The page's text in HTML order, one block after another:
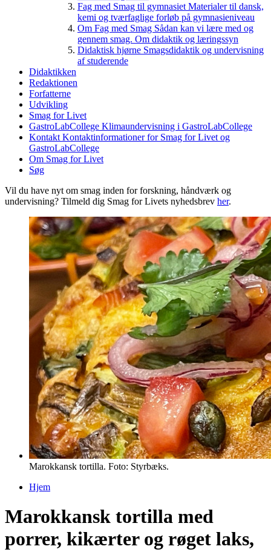
Fag med Smag til gymnasiet Materialer til dansk,
kemi og tværfaglige forløb på gymnasieniveau
Om Fag med Smag Sådan kan vi lære med og
gennem smag. Om didaktik og læringssyn
Didaktisk hjørne Smagsdidaktik og undervisning
af studerende
Didaktikken
Redaktionen
Forfatterne
Udvikling
Smag for Livet
GastroLabCollege Klimaundervisning i GastroLabCollege
Kontakt Kontaktinformationer for Smag for Livet og
GastroLabCollege
Om Smag for Livet
Søg
Vil du have nyt om smag inden for forskning, håndværk og
undervisning? Tilmeld dig Smag for Livets nyhedsbrev her.
Marokkansk tortilla. Foto: Styrbæks.
Hjem
Marokkansk tortilla med
porrer, kikærter og røget laks,